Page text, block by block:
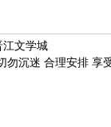
江文学城
勿沉迷 合理安排 享